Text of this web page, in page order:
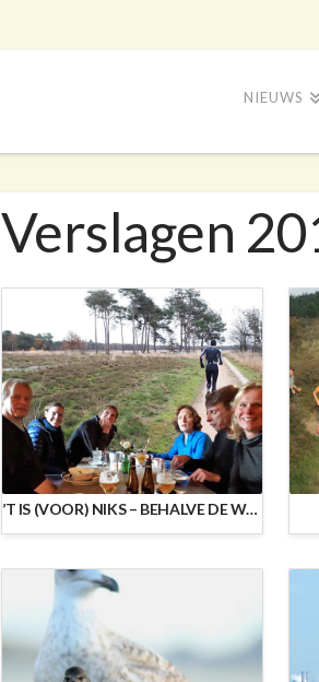
NIEUWS
Verslagen
’T IS (VOOR) NIKS – BEHALVE DE WORSTEBROODJES